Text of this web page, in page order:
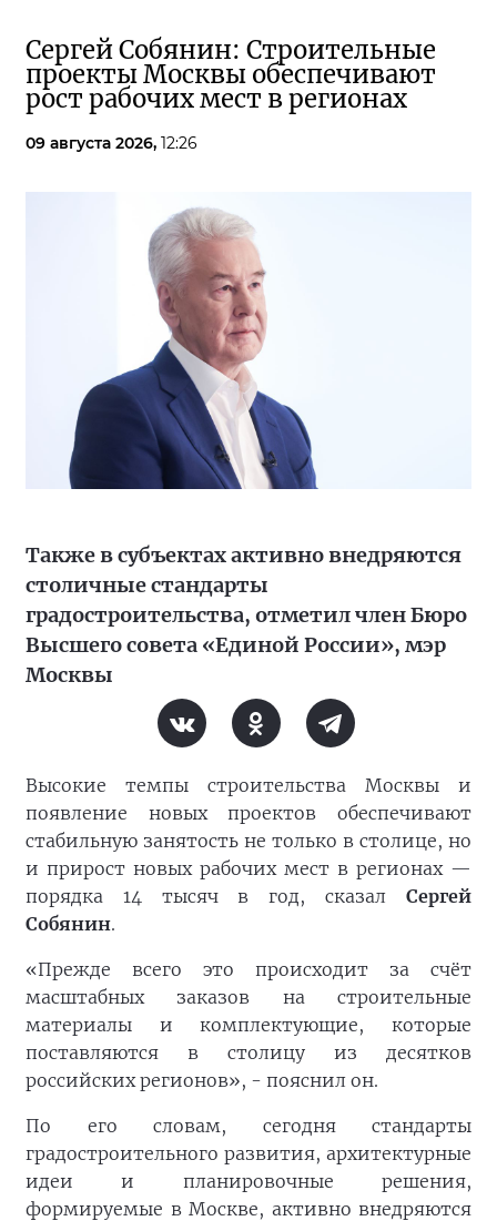
Сергей Собянин: Строительные
проекты Москвы обеспечивают
рост рабочих мест в регионах
09 августа 2026, 12:26
Также в субъектах активно внедряются
столичные стандарты
градостроительства, отметил член Бюро
Высшего совета «Единой России», мэр
Москвы
Высокие темпы строительства Москвы и
появление новых проектов обеспечивают
стабильную занятость не только в столице, но
и прирост новых рабочих мест в регионах —
порядка 14 тысяч в год, сказал Сергей
Собянин.
«Прежде всего это происходит за счёт
масштабных заказов на строительные
материалы и комплектующие, которые
поставляются в столицу из десятков
российских регионов», - пояснил он.
По его словам, сегодня стандарты
градостроительного развития, архитектурные
идеи и планировочные решения,
формируемые в Москве, активно внедряются